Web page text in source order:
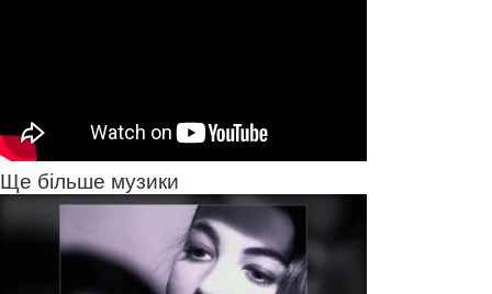
Ще більше музики